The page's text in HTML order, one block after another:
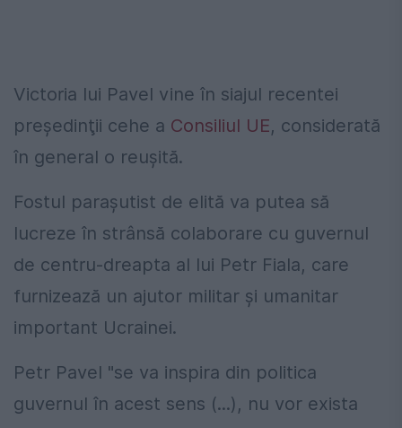
Victoria lui Pavel vine în siajul recentei
preşedinţii cehe a Consiliul UE, considerată
în general o reuşită.
Fostul paraşutist de elită va putea să
lucreze în strânsă colaborare cu guvernul
de centru-dreapta al lui Petr Fiala, care
furnizează un ajutor militar şi umanitar
important Ucrainei.
Petr Pavel "se va inspira din politica
guvernul în acest sens (...), nu vor exista